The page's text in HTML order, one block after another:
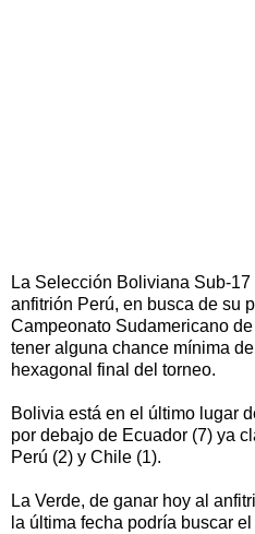
La Selección Boliviana Sub-17
anfitrión Perú, en busca de su
Campeonato Sudamericano
tener alguna chance mínima
hexagonal final del torneo.
Bolivia está en el último lugar
por debajo de Ecuador (7) ya
Perú (2) y Chile (1).
La Verde, de ganar hoy al
la última fecha podría buscar